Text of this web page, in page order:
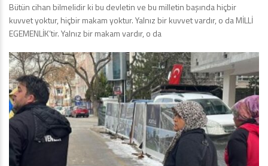
Bütün cihan bilmelidir ki bu devletin ve bu milletin başında hiçbir
kuvvet yoktur, hiçbir makam yoktur. Yalnız bir kuvvet vardır, o da MİLLİ
EGEMENLİK’tir. Yalnız bir makam vardır, o da